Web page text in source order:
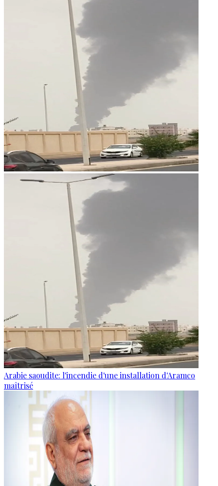
Arabie saoudite: l'incendie d'une installation d'Aramco
maîtrisé